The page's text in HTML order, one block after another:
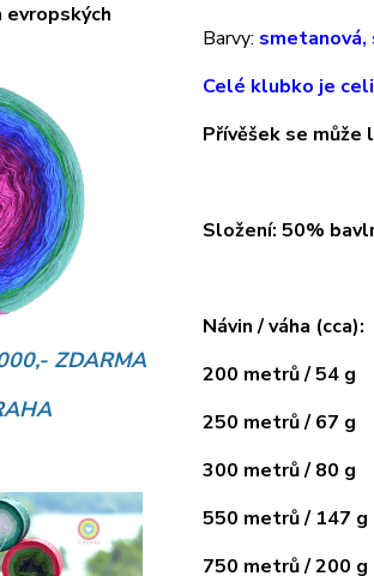
ZDARMA
Barvy: smetanová,
Celé klubko je
Přívěšek se může
Složení: 50%
Návin / váha (cca):
200 metrů / 54 g
250 metrů / 67 g
300 metrů / 80 g
550 metrů / 147 g
750 metrů / 200 g